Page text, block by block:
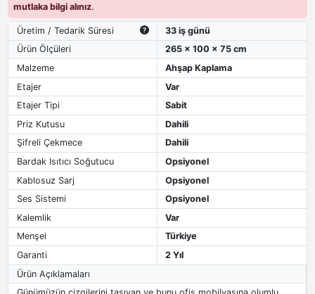
mutlaka bilgi alınız.
Üretim / Tedarik Süresi
33 iş günü
Ürün Ölçüleri
265 x 100 x 75 cm
Malzeme
Ahşap Kaplama
Etajer
Var
Etajer Tipi
Sabit
Priz Kutusu
Dahili
Şifreli Çekmece
Dahili
Bardak Isıtıcı Soğutucu
Opsiyonel
Kablosuz Sarj
Opsiyonel
Ses Sistemi
Opsiyonel
Kalemlik
Var
Menşei
Türkiye
Garanti
2 Yıl
Ürün Açıklamaları